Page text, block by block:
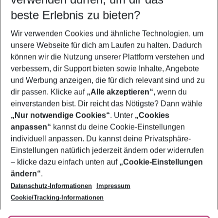
5-8 Nächte
2 Erwachsene Keine Kinder
Mehr Filter anzeigen
Footer
Footer navigation
Über uns
AGB
Bestpreisgarantie
Cookie-Einstellungen ändern
Cookie-Richtlinie
Agenturbetreuung
Barrierefreies Reisen
Folge uns
beste Erlebnis zu bieten?
Wir verwenden Cookies und ähnliche Technologien, um
unsere Webseite für dich am Laufen zu halten. Dadurch
können wir die Nutzung unserer Plattform verstehen und
verbessern, dir Support bieten sowie Inhalte, Angebote
und Werbung anzeigen, die für dich relevant sind und zu
dir passen. Klicke auf „Alle akzeptieren“, wenn du
einverstanden bist. Dir reicht das Nötigste? Dann wähle
„Nur notwendige Cookies“. Unter „Cookies
anpassen“ kannst du deine Cookie-Einstellungen
individuell anpassen. Du kannst deine Privatsphäre-
Einstellungen natürlich jederzeit ändern oder widerrufen
– klicke dazu einfach unten auf „Cookie-Einstellungen
ändern“.
Datenschutz-Informationen
Impressum
Cookie/Tracking-Informationen